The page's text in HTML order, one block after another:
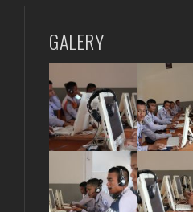
GALERY